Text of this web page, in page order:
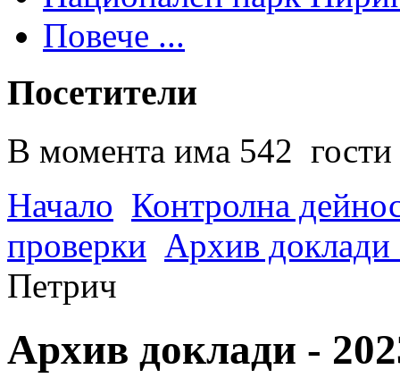
Повече ...
Посетители
В момента има 542 гости
Начало Контролна
проверки Архив
Петрич
Архив доклади -